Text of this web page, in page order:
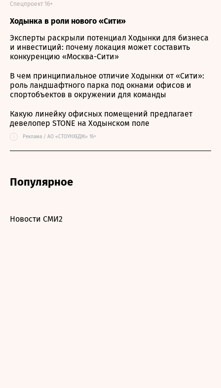
Ходынка в роли нового «Сити»
Спецпроект 16+
Эксперты раскрыли потенциал Ходынки для бизнеса
и инвестиций: почему локация может составить
конкуренцию «Москва-Сити»
В чем принципиальное отличие Ходынки от «Сити»:
роль ландшафтного парка под окнами офисов и
спортобъектов в окружении для команды
Какую линейку офисных помещений предлагает
девелопер STONE на Ходынском поле
i Реклама / АО «СТОУНХЕДЖ» 16+
Популярное
Новости СМИ2